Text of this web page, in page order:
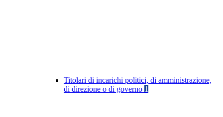
Titolari di incarichi politici, di amministrazione,
di direzione o di governo 1